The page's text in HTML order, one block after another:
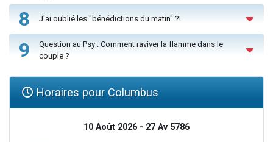
8 J'ai oublié les "bénédictions du matin" ?!
9
Question au Psy : Comment raviver la flamme dans le
couple ?
Horaires pour Columbus
10 Août 2026 - 27 Av 5786